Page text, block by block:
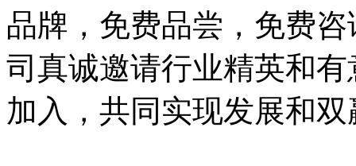
品牌，免费品尝，免费
司真诚邀请行业精英和
加入，共同实现发展和双